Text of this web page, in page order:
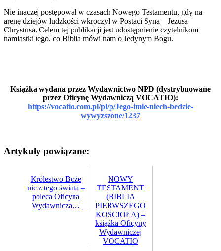
Nie inaczej postępował w czasach Nowego Testamentu, gdy na
arenę dziejów ludzkości wkroczył w Postaci Syna – Jezusa
Chrystusa. Celem tej publikacji jest udostępnienie czytelnikom
namiastki tego, co Biblia mówi nam o Jedynym Bogu.
Książka wydana przez Wydawnictwo NPD (dystrybuowane
przez Oficynę Wydawniczą VOCATIO):
https://vocatio.com.pl/pl/p/Jego-imie-niech-bedzie-
wywyzszone/1237
Artykuły powiązane:
Królestwo Boże
nie z tego świata –
poleca Oficyna
Wydawnicza…
NOWY
TESTAMENT
(BIBLIA
PIERWSZEGO
KOŚCIOŁA) –
książka Oficyny
Wydawniczej
VOCATIO